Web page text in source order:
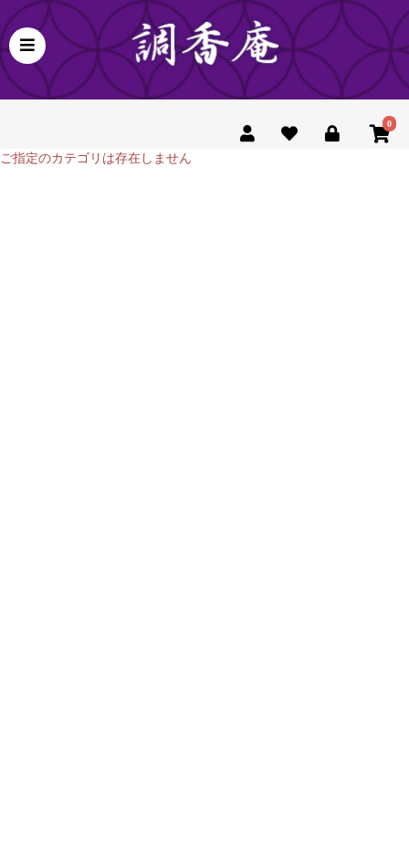
0
ご指定のカテゴリは存在しません